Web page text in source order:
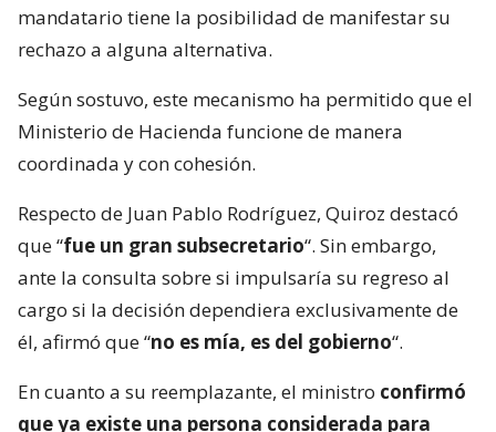
mandatario tiene la posibilidad de manifestar su
rechazo a alguna alternativa.
Según sostuvo, este mecanismo ha permitido que el
Ministerio de Hacienda funcione de manera
coordinada y con cohesión.
Respecto de Juan Pablo Rodríguez, Quiroz destacó
que “fue un gran subsecretario“. Sin embargo,
ante la consulta sobre si impulsaría su regreso al
cargo si la decisión dependiera exclusivamente de
él, afirmó que “no es mía, es del gobierno“.
En cuanto a su reemplazante, el ministro confirmó
que ya existe una persona considerada para